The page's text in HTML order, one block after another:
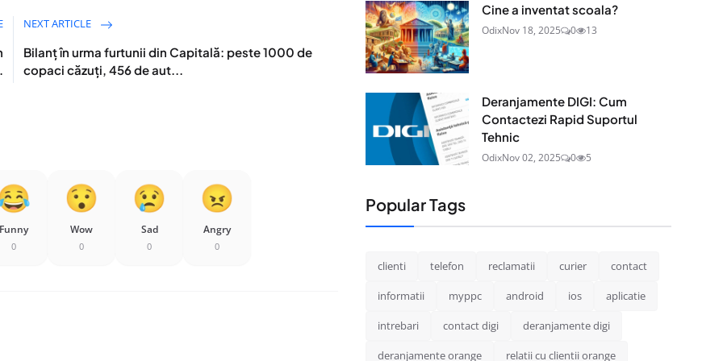
NEXT ARTICLE
Bilanț în urma furtunii din Capitală: peste 1000 de
copaci căzuți, 456 de aut...
Funny
0
Wow
0
Sad
0
Angry
0
Cine a inventat scoala?
OdixNov 18, 2025 0 13
Deranjamente DIGI: Cum
Contactezi Rapid Suportul
Tehnic
OdixNov 02, 2025 0 5
Popular Tags
clienti telefon reclamatii curier contact
informatii myppc android ios aplicatie
intrebari contact digi deranjamente digi
deranjamente orange relatii cu clientii orange